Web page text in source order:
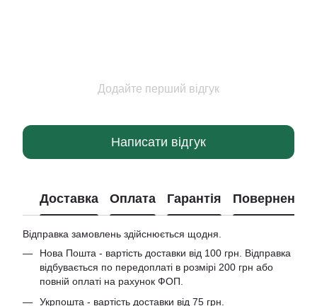
Додайте перший відгук
Написати відгук
Доставка Оплата Гарантія Повернення
Відправка замовлень здійснюється щодня.
Нова Пошта - вартість доставки від 100 грн. Відправка
відбувається по передоплаті в розмірі 200 грн або
повній оплаті на рахунок ФОП.
Укрпошта - вартість доставки від 75 грн.